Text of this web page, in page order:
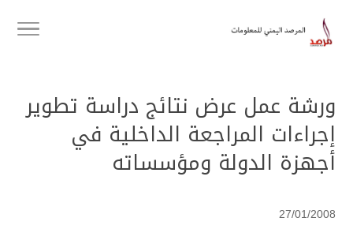
ورشة عمل عرض نتائج دراسة تطوير
إجراءات المراجعة الداخلية في
أجهزة الدولة ومؤسساته
27/01/2008